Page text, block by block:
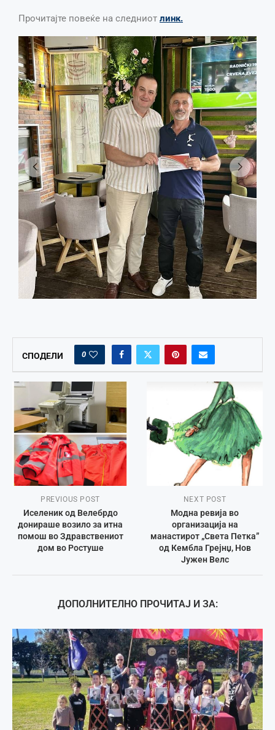
Прочитајте повеќе на следниот линк.
СПОДЕЛИ 0
PREVIOUS POST
Иселеник од Велебрдо
донираше возило за итна
помош во Здравствениот
дом во Ростуше
NEXT POST
Модна ревија во
организација на
манастирот „Света Петка”
од Кембла Грејнџ, Нов
Јужен Велс
ДОПОЛНИТЕЛНО ПРОЧИТАЈ И ЗА: